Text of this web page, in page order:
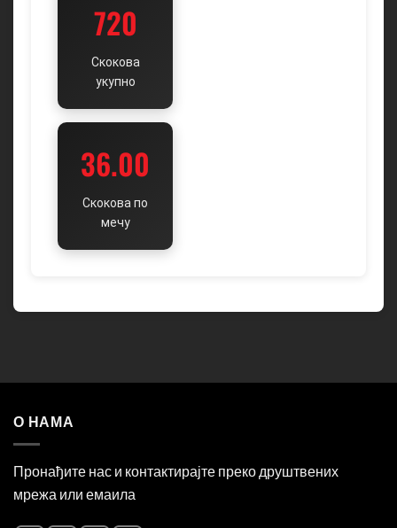
720
Скокова
укупно
36.00
Скокова по
мечу
О НАМА
Пронађите нас и контактирајте преко друштвених
мрежа или емаила